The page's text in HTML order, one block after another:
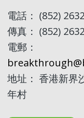
電話： (852)
傳真： (852)
電郵：
地址： 香港新界
年村